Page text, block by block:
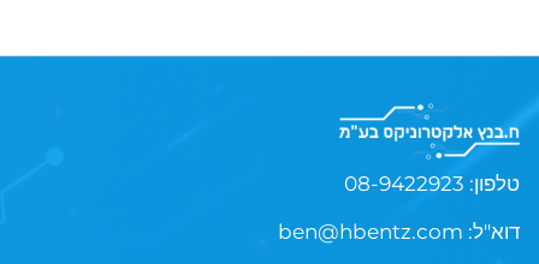
08-9422923 :טלפון
ben@hbentz.com :דוא"ל